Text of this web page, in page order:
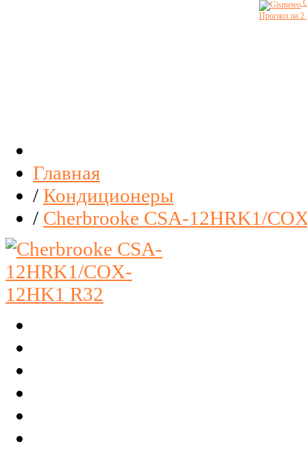
Прогноз на 2
Главная
/ Кондиционеры
/ Cherbrooke CSA-12HRK1/